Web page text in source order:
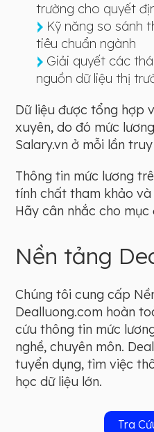
trường cho quyết
Kỹ năng so sánh
tiêu chuẩn ngành
Giải quyết các
nguồn dữ liệu thị
Dữ liệu được tổng hợp
xuyên, do đó mức
Salary.vn ở mỗi lần
Thông tin mức lương
tính chất tham khảo
Hãy cân nhắc cho mục
Nền tảng
Chúng tôi cung cấp
Dealluong.com hoàn
cứu thông tin mức
nghề, chuyên môn.
tuyển dụng, tìm việc
học dữ liệu lớn.
Tra